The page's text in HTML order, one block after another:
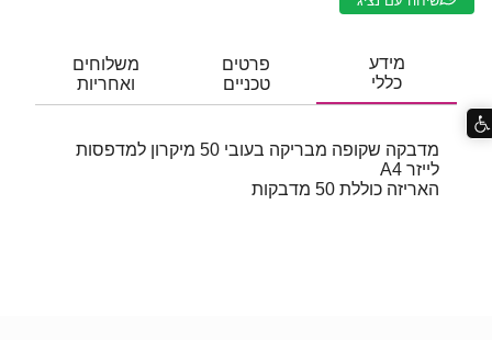
מידע
כללי
פרטים
טכניים
משלוחים
ואחריות
מדבקה שקופה מבריקה בעובי 50 מיקרון למדפסות
לייזר A4
האריזה כוללת 50 מדבקות